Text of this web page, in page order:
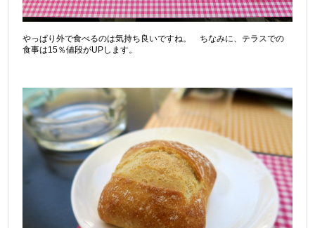
やっぱり外で食べるのは気持ち良いですね。 ちなみに、テラスでの
食事は15％値段がUPします。